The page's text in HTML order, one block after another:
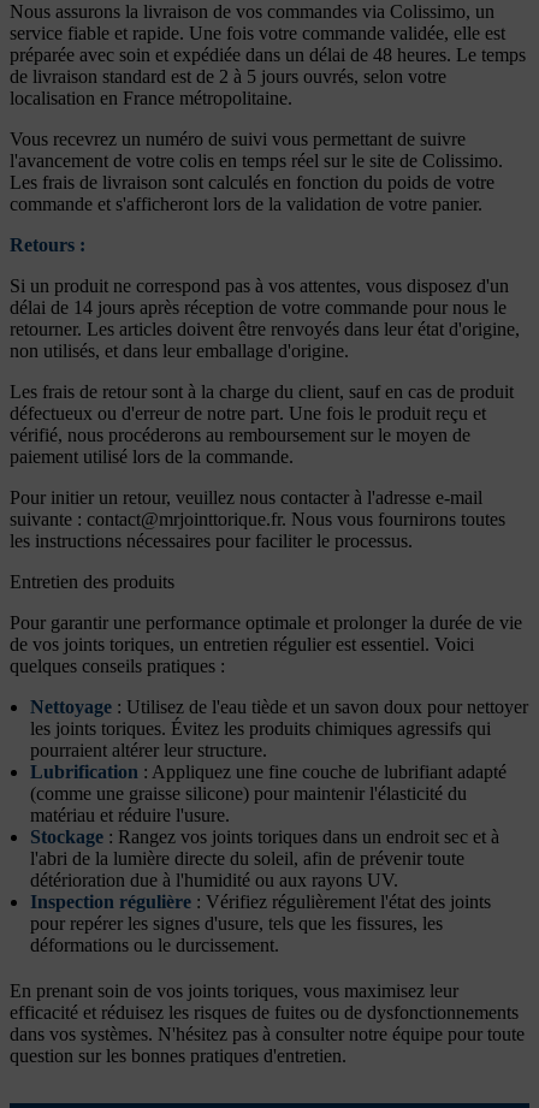
Nous assurons la livraison de vos commandes via Colissimo, un
service fiable et rapide. Une fois votre commande validée, elle est
préparée avec soin et expédiée dans un délai de 48 heures. Le temps
de livraison standard est de 2 à 5 jours ouvrés, selon votre
localisation en France métropolitaine.
Vous recevrez un numéro de suivi vous permettant de suivre
l'avancement de votre colis en temps réel sur le site de Colissimo.
Les frais de livraison sont calculés en fonction du poids de votre
commande et s'afficheront lors de la validation de votre panier.
Retours :
Si un produit ne correspond pas à vos attentes, vous disposez d'un
délai de 14 jours après réception de votre commande pour nous le
retourner. Les articles doivent être renvoyés dans leur état d'origine,
non utilisés, et dans leur emballage d'origine.
Les frais de retour sont à la charge du client, sauf en cas de produit
défectueux ou d'erreur de notre part. Une fois le produit reçu et
vérifié, nous procéderons au remboursement sur le moyen de
paiement utilisé lors de la commande.
Pour initier un retour, veuillez nous contacter à l'adresse e-mail
suivante : contact@mrjointtorique.fr. Nous vous fournirons toutes
les instructions nécessaires pour faciliter le processus.
Entretien des produits
Pour garantir une performance optimale et prolonger la durée de vie
de vos joints toriques, un entretien régulier est essentiel. Voici
quelques conseils pratiques :
Nettoyage : Utilisez de l'eau tiède et un savon doux pour nettoyer
les joints toriques. Évitez les produits chimiques agressifs qui
pourraient altérer leur structure.
Lubrification : Appliquez une fine couche de lubrifiant adapté
(comme une graisse silicone) pour maintenir l'élasticité du
matériau et réduire l'usure.
Stockage : Rangez vos joints toriques dans un endroit sec et à
l'abri de la lumière directe du soleil, afin de prévenir toute
détérioration due à l'humidité ou aux rayons UV.
Inspection régulière : Vérifiez régulièrement l'état des joints
pour repérer les signes d'usure, tels que les fissures, les
déformations ou le durcissement.
En prenant soin de vos joints toriques, vous maximisez leur
efficacité et réduisez les risques de fuites ou de dysfonctionnements
dans vos systèmes. N'hésitez pas à consulter notre équipe pour toute
question sur les bonnes pratiques d'entretien.